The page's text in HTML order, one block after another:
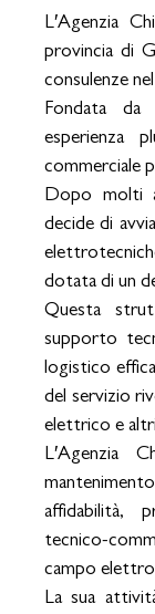
L′Agenzia
provincia di
consulenze
Fondata da
esperienza
commerciale
Dopo molti
decide di
dotata di un
Questa
supporto
logistico
del servizio
elettrico e
L′Agenzia
affidabilità,
tecnico-
campo
La sua